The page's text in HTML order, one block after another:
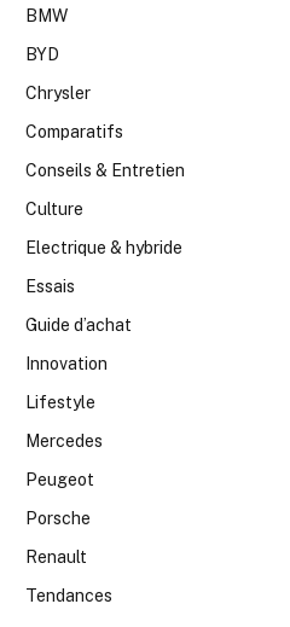
BMW
BYD
Chrysler
Comparatifs
Conseils & Entretien
Culture
Electrique & hybride
Essais
Guide d’achat
Innovation
Lifestyle
Mercedes
Peugeot
Porsche
Renault
Tendances